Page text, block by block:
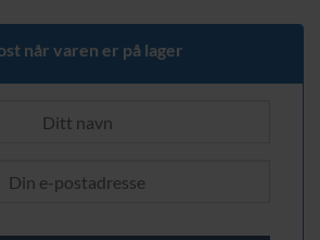
kr.
er:
809,00 kr.
når varen er på lager